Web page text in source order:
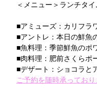
＜メニュー＞ランチタ
■アミューズ：カリフラ
■アントレ：本日の鮮魚
■魚料理：季節鮮魚のポ
■肉料理：肥前さくらポ
■デザート：ショコラと
ご予約を随時承ってお